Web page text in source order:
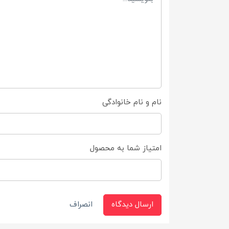
نام و نام خانوادگی
امتیاز شما به محصول
ارسال دیدگاه انصراف